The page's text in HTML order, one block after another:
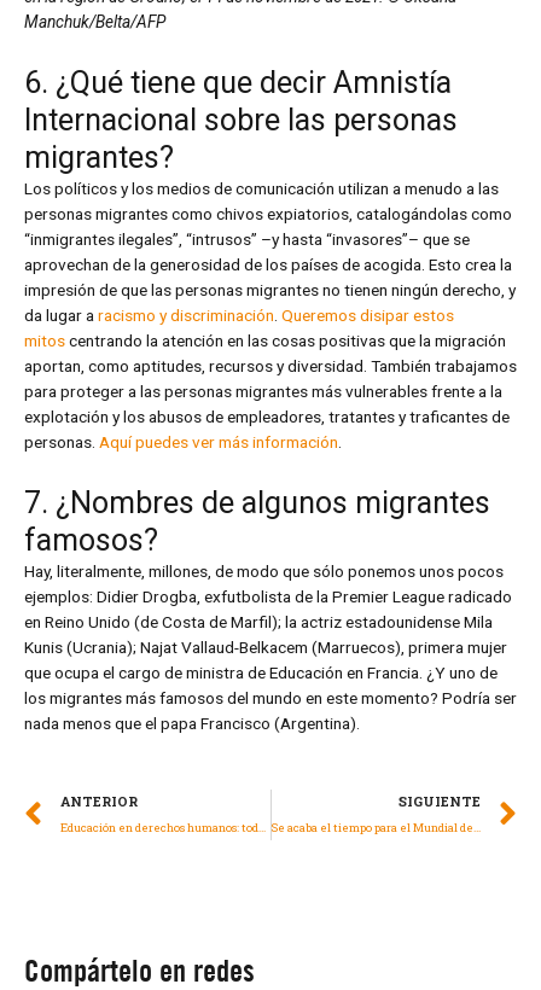
Manchuk/Belta/AFP
6. ¿Qué tiene que decir Amnistía
Internacional sobre las personas
migrantes?
Los políticos y los medios de comunicación utilizan a menudo a las
personas migrantes como chivos expiatorios, catalogándolas como
“inmigrantes ilegales”, “intrusos” –y hasta “invasores”– que se
aprovechan de la generosidad de los países de acogida. Esto crea la
impresión de que las personas migrantes no tienen ningún derecho, y
da lugar a racismo y discriminación Queremos disipar estos
mitoscentrando la atención en las cosas positivas que la migración
aportan, como aptitudes, recursos y diversidad. También trabajamos
para proteger a las personas migrantes más vulnerables frente a la
explotación y los abusos de empleadores, tratantes y traficantes de
personas. Aquí puedes ver más información
7. ¿Nombres de algunos migrantes
famosos?
Hay, literalmente, millones, de modo que sólo ponemos unos pocos
ejemplos: Didier Drogba, exfutbolista de la Premier League radicado
en Reino Unido (de Costa de Marfil); la actriz estadounidense Mila
Kunis (Ucrania); Najat Vallaud-Belkacem (Marruecos), primera mujer
que ocupa el cargo de ministra de Educación en Francia. ¿Y uno de
los migrantes más famosos del mundo en este momento? Podría ser
nada menos que el papa Francisco (Argentina).
ANTERIOR
Educación en derechos humanos: todo lo que necesitas saber
SIGUIENTE
Se acaba el tiempo para el Mundial de Qatar
Compártelo en redes